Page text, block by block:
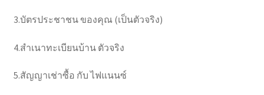
3.บัตรประชาชน ของคุณ (เป็นตัวจริง)
4.สำเนาทะเบียนบ้าน ตัวจริง
5.สัญญาเช่าซื้อ กับ ไฟแนนซ์